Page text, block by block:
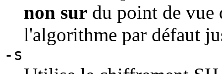
non sur du point de vue
l'algorithme par défaut
-s